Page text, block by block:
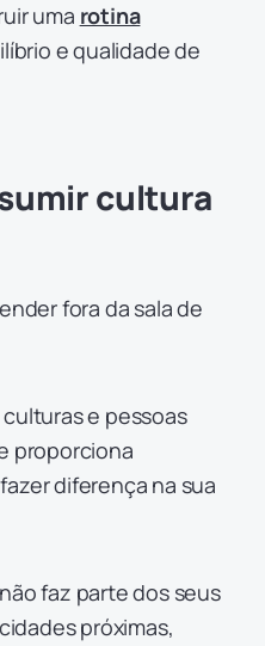
uma rotina
e qualidade de
cultura
fora da sala de
e pessoas
proporciona
diferença na sua
faz parte dos seus
próximas,